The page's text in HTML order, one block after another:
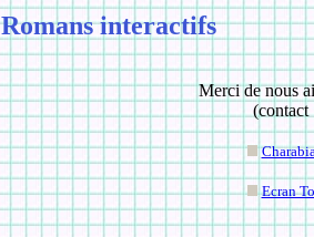
Romans interactifs
Merci de nous
Ecran